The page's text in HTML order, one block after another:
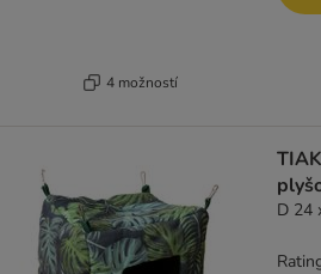
4 možností
D 24